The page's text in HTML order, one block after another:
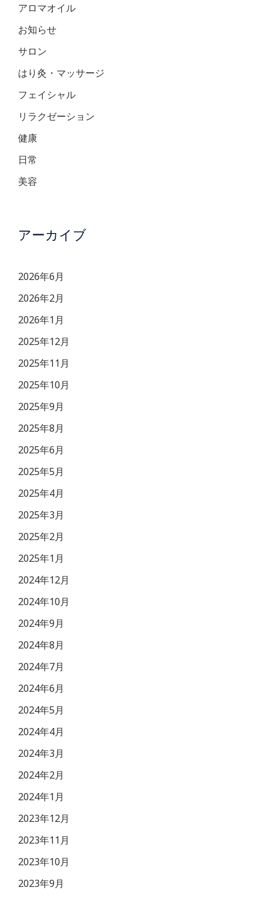
アロマオイル
お知らせ
サロン
はり灸・マッサージ
フェイシャル
リラクゼーション
健康
日常
美容
アーカイブ
2026年6月
2026年2月
2026年1月
2025年12月
2025年11月
2025年10月
2025年9月
2025年8月
2025年6月
2025年5月
2025年4月
2025年3月
2025年2月
2025年1月
2024年12月
2024年10月
2024年9月
2024年8月
2024年7月
2024年6月
2024年5月
2024年4月
2024年3月
2024年2月
2024年1月
2023年12月
2023年11月
2023年10月
2023年9月